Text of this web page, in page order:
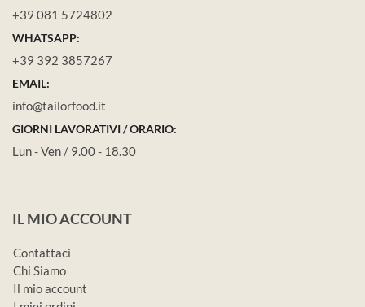
+39 081 5724802
WHATSAPP:
+39 392 3857267
EMAIL:
info@tailorfood.it
GIORNI LAVORATIVI / ORARIO:
Lun - Ven / 9.00 - 18.30
IL MIO ACCOUNT
Contattaci
Chi Siamo
Il mio account